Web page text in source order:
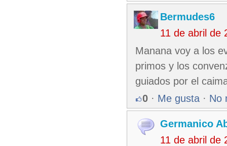
Bermudes6
11 de abril de
Manana voy a los
primos y los
guiados por el
0 · Me gusta · No
Germanico
11 de abril de